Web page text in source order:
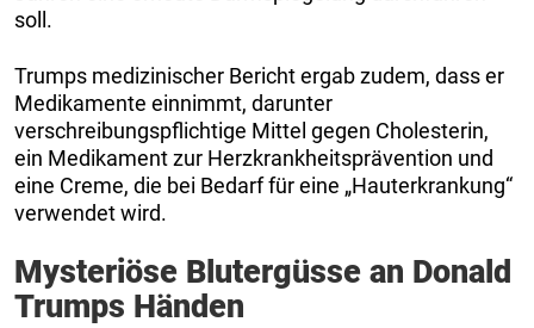
soll.
Trumps medizinischer Bericht ergab zudem, dass er
Medikamente einnimmt, darunter
verschreibungspflichtige Mittel gegen Cholesterin,
ein Medikament zur Herzkrankheitsprävention und
eine Creme, die bei Bedarf für eine „Hauterkrankung“
verwendet wird.
Mysteriöse Blutergüsse an Donald
Trumps Händen